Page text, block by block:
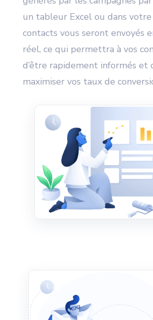
un tableur Excel ou dans votre
contacts vous seront envoyés
réel, ce qui permettra à vos
d’être rapidement informés et
maximiser vos taux de